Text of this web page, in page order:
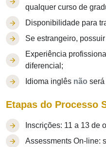
qualquer curso de
Disponibilidade para
Se estrangeiro,
Experiência
diferencial;
Idioma inglês não
Etapas do Processo
Inscrições: 11 a 13 de
Assessments On-line: